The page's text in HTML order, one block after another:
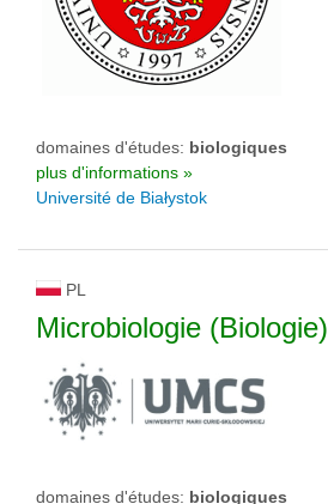
domaines d'études: biologiques
plus d'informations »
Université de Białystok
PL
Microbiologie (Biologie)
domaines d'études: biologiques